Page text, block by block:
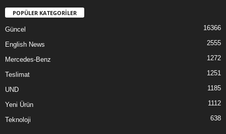
POPÜLER KATEGORİLER
Güncel 16366
English News 2555
Mercedes-Benz 1272
Teslimat 1251
UND 1185
Yeni Ürün 1112
Teknoloji 638